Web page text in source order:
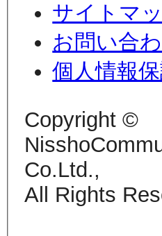
サイトマ
お問い合
個人情報
Copyright ©
Co.Ltd.,
All Rights